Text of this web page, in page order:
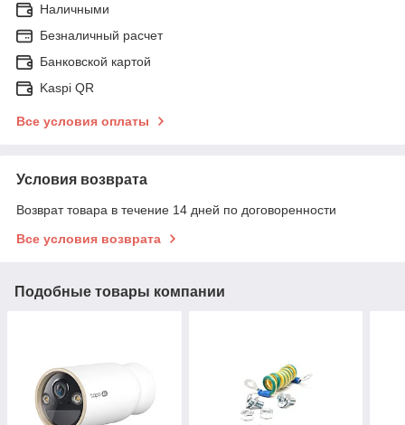
Наличными
Безналичный расчет
Банковской картой
Kaspi QR
Все условия оплаты
Условия возврата
Возврат товара в течение 14 дней по договоренности
Все условия возврата
Подобные товары компании